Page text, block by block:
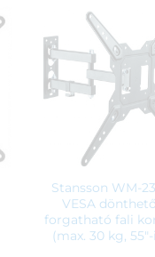
Stansson WM-
VESA
forgatható fali
(max. 30 kg,